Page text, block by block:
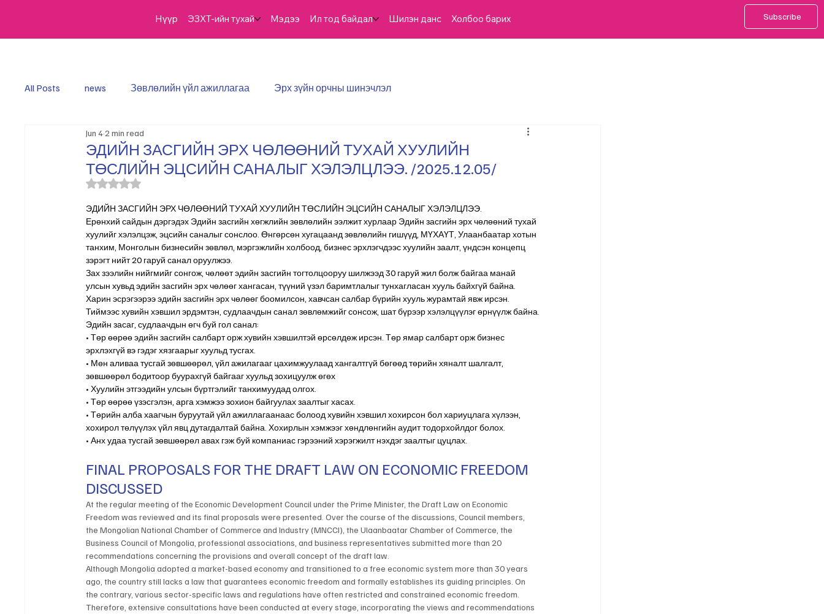
Нүүр ЭЗХТ-ийн тухай Мэдээ Ил тод байдал Шилэн данс Холбоо барих Subscribe
All Posts news ​Зөвлөлийн үйл ажиллагаа Эрх зүйн орчны шинэчлэл
ЭДИЙН ЗАСГИЙН ЭРХ ЧӨЛӨӨНИЙ ТУХАЙ ХУУЛИЙН
ТӨСЛИЙН ЭЦСИЙН САНАЛЫГ ХЭЛЭЛЦЛЭЭ. /2025.12.05/
Jun 42 min read
Rated NaN out of 5 stars.
ЭДИЙН ЗАСГИЙН ЭРХ ЧӨЛӨӨНИЙ ТУХАЙ ХУУЛИЙН ТӨСЛИЙН ЭЦСИЙН САНАЛЫГ ХЭЛЭЛЦЛЭЭ.
Ерөнхий сайдын дэргэдэх Эдийн засгийн хөгжлийн зөвлөлийн ээлжит хурлаар Эдийн засгийн эрх чөлөөний тухай
хуулийг хэлэлцэж, эцсийн саналыг сонслоо. Өнгөрсөн хугацаанд зөвлөлийн гишүүд, МҮХАҮТ, Улаанбаатар хотын
танхим, Монголын бизнесийн зөвлөл, мэргэжлийн холбоод, бизнес эрхлэгчдээс хуулийн заалт, үндсэн концепц
зэрэгт нийт 20 гаруй санал оруулжээ.
Зах зээлийн нийгмийг сонгож, чөлөөт эдийн засгийн тогтолцооруу шилжээд 30 гаруй жил болж байгаа манай
улсын хувьд эдийн засгийн эрх чөлөөг хангасан, түүний үзэл баримтлалыг тунхагласан хууль байхгүй байна.
Харин эсрэгээрээ эдийн засгийн эрх чөлөөг боомилсон, хавчсан салбар бүрийн хууль журамтай явж ирсэн.
Тиймээс хувийн хэвшил эрдэмтэн, судлаачдын санал зөвлөмжийг сонсож, шат бүрээр хэлэлцүүлэг өрнүүлж байна.
Эдийн засаг, судлаачдын өгч буй гол санал:
• Төр өөрөө эдийн засгийн салбарт орж хувийн хэвшилтэй өрсөлдөж ирсэн. Төр ямар салбарт орж бизнес
эрхлэхгүй вэ гэдэг хязгаарыг хуульд тусгах.
• Мөн аливаа тусгай зөвшөөрөл, үйл ажилагааг цахимжуулаад хангалтгүй бөгөөд төрийн хяналт шалгалт,
зөвшөөрөл бодитоор буурахгүй байгааг хуульд зохицуулж өгөх
• Хуулийн этгээдийн улсын бүртгэлийг танхимуудад олгох.
• Төр өөрөө үзэсгэлэн, арга хэмжээ зохион байгуулах заалтыг хасах.
• Төрийн алба хаагчын буруутай үйл ажиллагаанаас болоод хувийн хэвшил хохирсон бол хариуцлага хүлээн,
хохирол төлүүлэх үйл явц дутагдалтай байна. Хохирлын хэмжээг хөндлөнгийн аудит тодорхойлдог болох.
• Анх удаа тусгай зөвшөөрөл авах гэж буй компаниас гэрээний хэрэгжилт нэхдэг заалтыг цуцлах.
FINAL PROPOSALS FOR THE DRAFT LAW ON ECONOMIC FREEDOM
DISCUSSED
At the regular meeting of the Economic Development Council under the Prime Minister, the Draft Law on Economic
Freedom was reviewed and its final proposals were presented. Over the course of the discussions, Council members,
the Mongolian National Chamber of Commerce and Industry (MNCCI), the Ulaanbaatar Chamber of Commerce, the
Business Council of Mongolia, professional associations, and business representatives submitted more than 20
recommendations concerning the provisions and overall concept of the draft law.
Although Mongolia adopted a market-based economy and transitioned to a free economic system more than 30 years
ago, the country still lacks a law that guarantees economic freedom and formally establishes its guiding principles. On
the contrary, various sector-specific laws and regulations have often restricted and constrained economic freedom.
Therefore, extensive consultations have been conducted at every stage, incorporating the views and recommendations